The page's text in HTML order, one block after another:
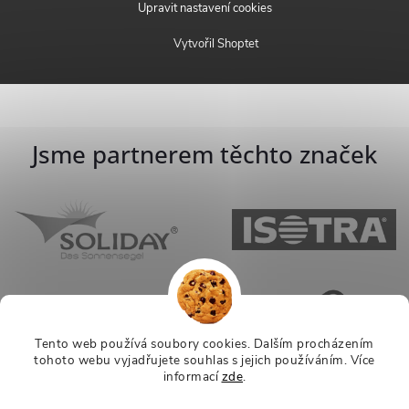
Tento web používá soubory cookies. Dalším procházením
tohoto webu vyjadřujete souhlas s jejich používáním. Více
informacízde.
Vytvořil Shoptet
Upravit nastavení cookies
Jsme partnerem těchto značek